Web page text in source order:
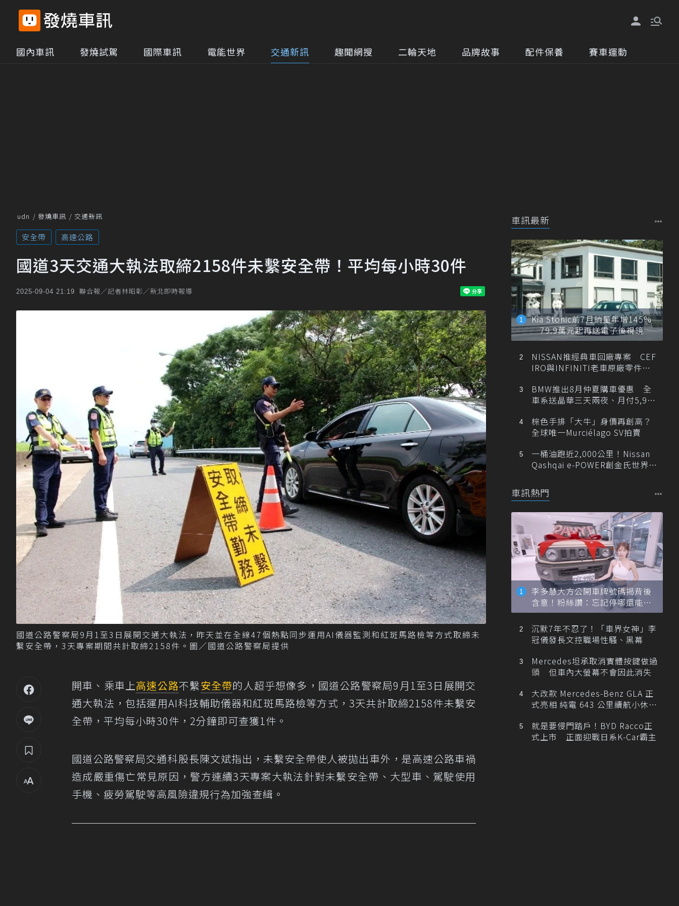
國內車訊 發燒試駕 國際車訊 電能世界 交通新訊 趣聞網搜 二輪天地 品牌故事 配件保養 賽車運動
udn 發燒車訊 交通新訊
安全帶 高速公路
國道3天交通大執法取締2158件未繫安全帶！平均每小時30件
2025-09-04 21:19 聯合報／記者林昭彰／新北即時報導
國道公路警察局9月1至3日展開交通大執法，昨天並在全線47個熱點同步運用AI儀器監測和紅斑馬路檢等方式取締未
繫安全帶，3天專案期間共計取締2158件。圖／國道公路警察局提供
開車、乘車上高速公路不繫安全帶的人超乎想像多，國道公路警察局9月1至3日展開交
通大執法，包括運用AI科技輔助儀器和紅斑馬路檢等方式，3天共計取締2158件未繫安
全帶，平均每小時30件，2分鐘即可查獲1件。
國道公路警察局交通科股長陳文斌指出，未繫安全帶使人被拋出車外，是高速公路車禍
造成嚴重傷亡常見原因，警方連續3天專案大執法針對未繫安全帶、大型車、駕駛使用
手機、疲勞駕駛等高風險違規行為加強查緝。
車訊最新
Kia Stonic前7月銷量年增145%
79.9萬元起再送電子後視鏡
NISSAN推經典車回廠專案 CEF
IRO與INFINITI老車原廠零件最
BMW推出8月仲夏購車優惠 全
車系送晶華三天兩夜、月付5,900
棕色手排「大牛」身價再創高？
全球唯一Murciélago SV拍賣
一桶油跑近2,000公里！Nissan
Qashqai e-POWER創金氏世界紀
車訊熱門
李多慧大方公開車牌號碼揭背後
含意！粉絲讚：忘記停哪還能幫
忙找車
沉默7年不忍了！「車界女神」李
冠儀發長文控職場性騷、黑幕
Mercedes坦承取消實體按鍵做過
頭 但車內大螢幕不會因此消失
大改款 Mercedes-Benz GLA 正
式亮相 純電 643 公里續航小休
就是要侵門踏戶！BYD Racco正
式上市 正面迎戰日系K-Car霸主